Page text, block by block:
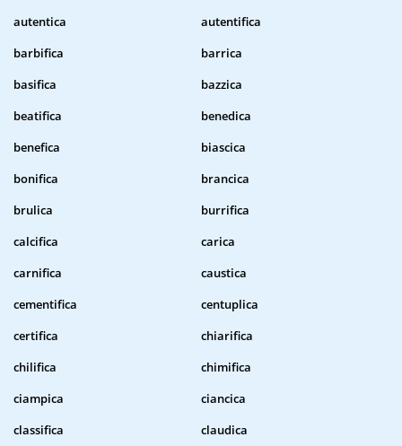
autentica
autentifica
barbifica
barrica
basifica
bazzica
beatifica
benedica
benefica
biascica
bonifica
brancica
brulica
burrifica
calcifica
carica
carnifica
caustica
cementifica
centuplica
certifica
chiarifica
chilifica
chimifica
ciampica
ciancica
classifica
claudica